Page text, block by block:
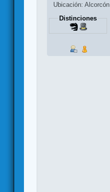
Ubicación: Alcorcón
Distinciones